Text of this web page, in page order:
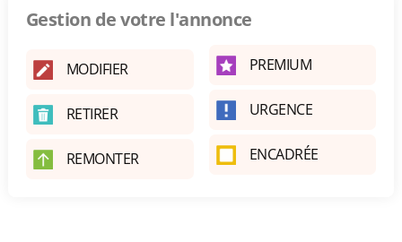
Gestion de votre l'annonce
MODIFIER
RETIRER
REMONTER
PREMIUM
URGENCE
ENCADRÉE